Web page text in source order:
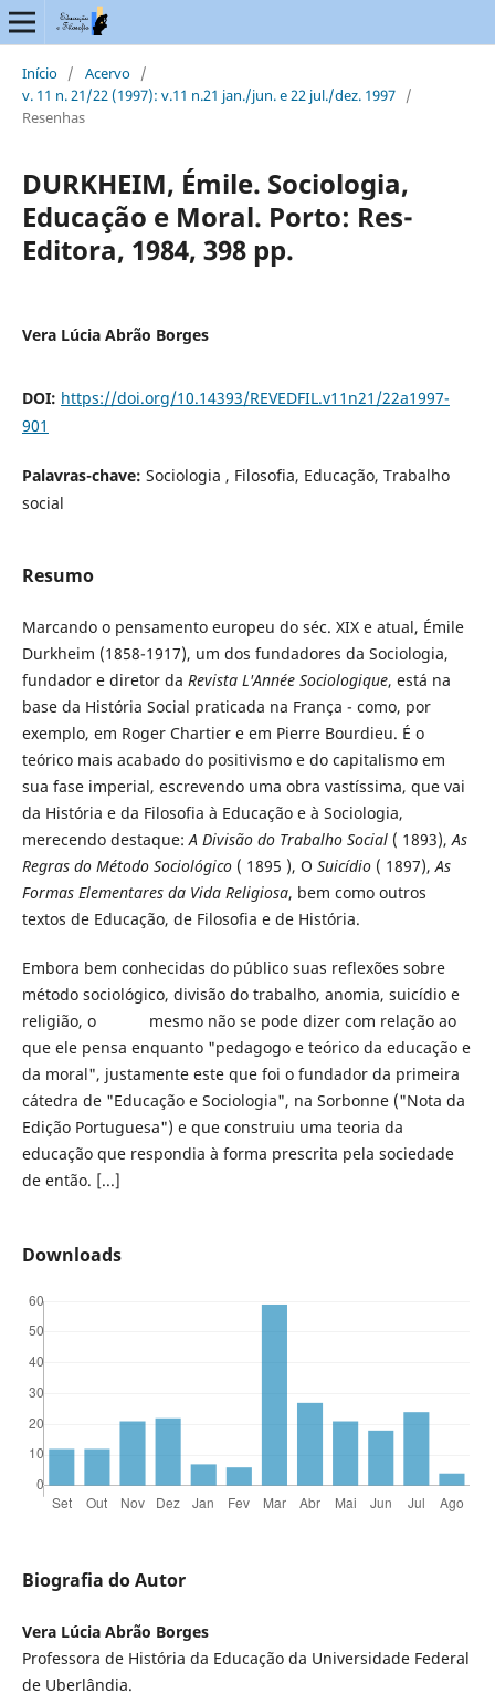
Início / Acervo /
v. 11 n. 21/22 (1997): v.11 n.21 jan./jun. e 22 jul./dez. 1997 /
Resenhas
DURKHEIM, Émile. Sociologia,
Educação e Moral. Porto: Res-
Editora, 1984, 398 pp.
Vera Lúcia Abrão Borges
DOI: https://doi.org/10.14393/REVEDFIL.v11n21/22a1997-
901
Palavras-chave: Sociologia , Filosofia, Educação, Trabalho
social
Resumo
Marcando o pensamento europeu do séc. XIX e atual, Émile
Durkheim (1858-1917), um dos fundadores da Sociologia,
fundador e diretor da Revista L'Année Sociologique, está na
base da História Social praticada na França - como, por
exemplo, em Roger Chartier e em Pierre Bourdieu. É o
teórico mais acabado do positivismo e do capitalismo em
sua fase imperial, escrevendo uma obra vastíssima, que vai
da História e da Filosofia à Educação e à Sociologia,
merecendo destaque:A Divisão do Trabalho Social( 1893),As
Regras do Método Sociológico( 1895 ), O Suicídio( 1897),As
Formas Elementares da Vida Religiosa, bem como outros
textos de Educação, de Filosofia e de História.
Embora bem conhecidas do público suas reflexões sobre
método sociológico, divisão do trabalho, anomia, suicídio e
religião, o mesmo não se pode dizer com relação ao
que ele pensa enquanto "pedagogo e teórico da educação e
da moral", justamente este que foi o fundador da primeira
cátedra de "Educação e Sociologia", na Sorbonne ("Nota da
Edição Portuguesa") e que construiu uma teoria da
educação que respondia à forma prescrita pela sociedade
de então. [...]
Downloads
Biografia do Autor
Vera Lúcia Abrão Borges
Professora de História da Educação da Universidade Federal
de Uberlândia.